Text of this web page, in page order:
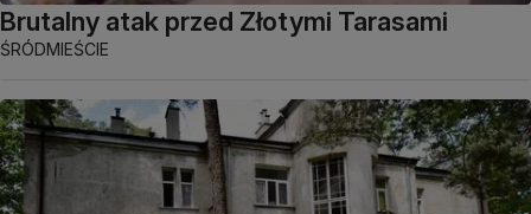
Brutalny atak przed Złotymi Tarasami
ŚRÓDMIEŚCIE